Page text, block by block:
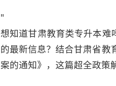
"
想知道甘肃教育类专升本难
的最新信息？结合甘肃省教
案的通知》，这篇超全政策